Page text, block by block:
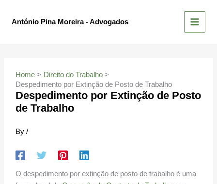
António Pina Moreira - Advogados
Home
Direito do Trabalho
Despedimento por Extinção de Posto de Trabalho
Despedimento por Extinção de Posto
de Trabalho
By /
O despedimento por extinção de posto de trabalho é uma